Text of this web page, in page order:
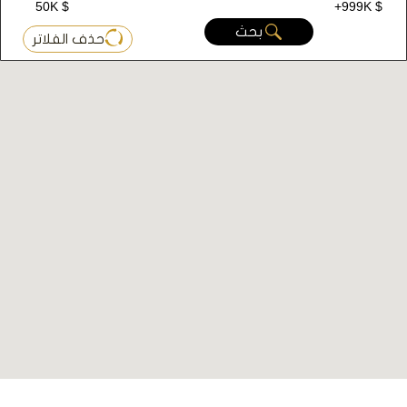
50K $
+999K $
بحث
حذف الفلاتر